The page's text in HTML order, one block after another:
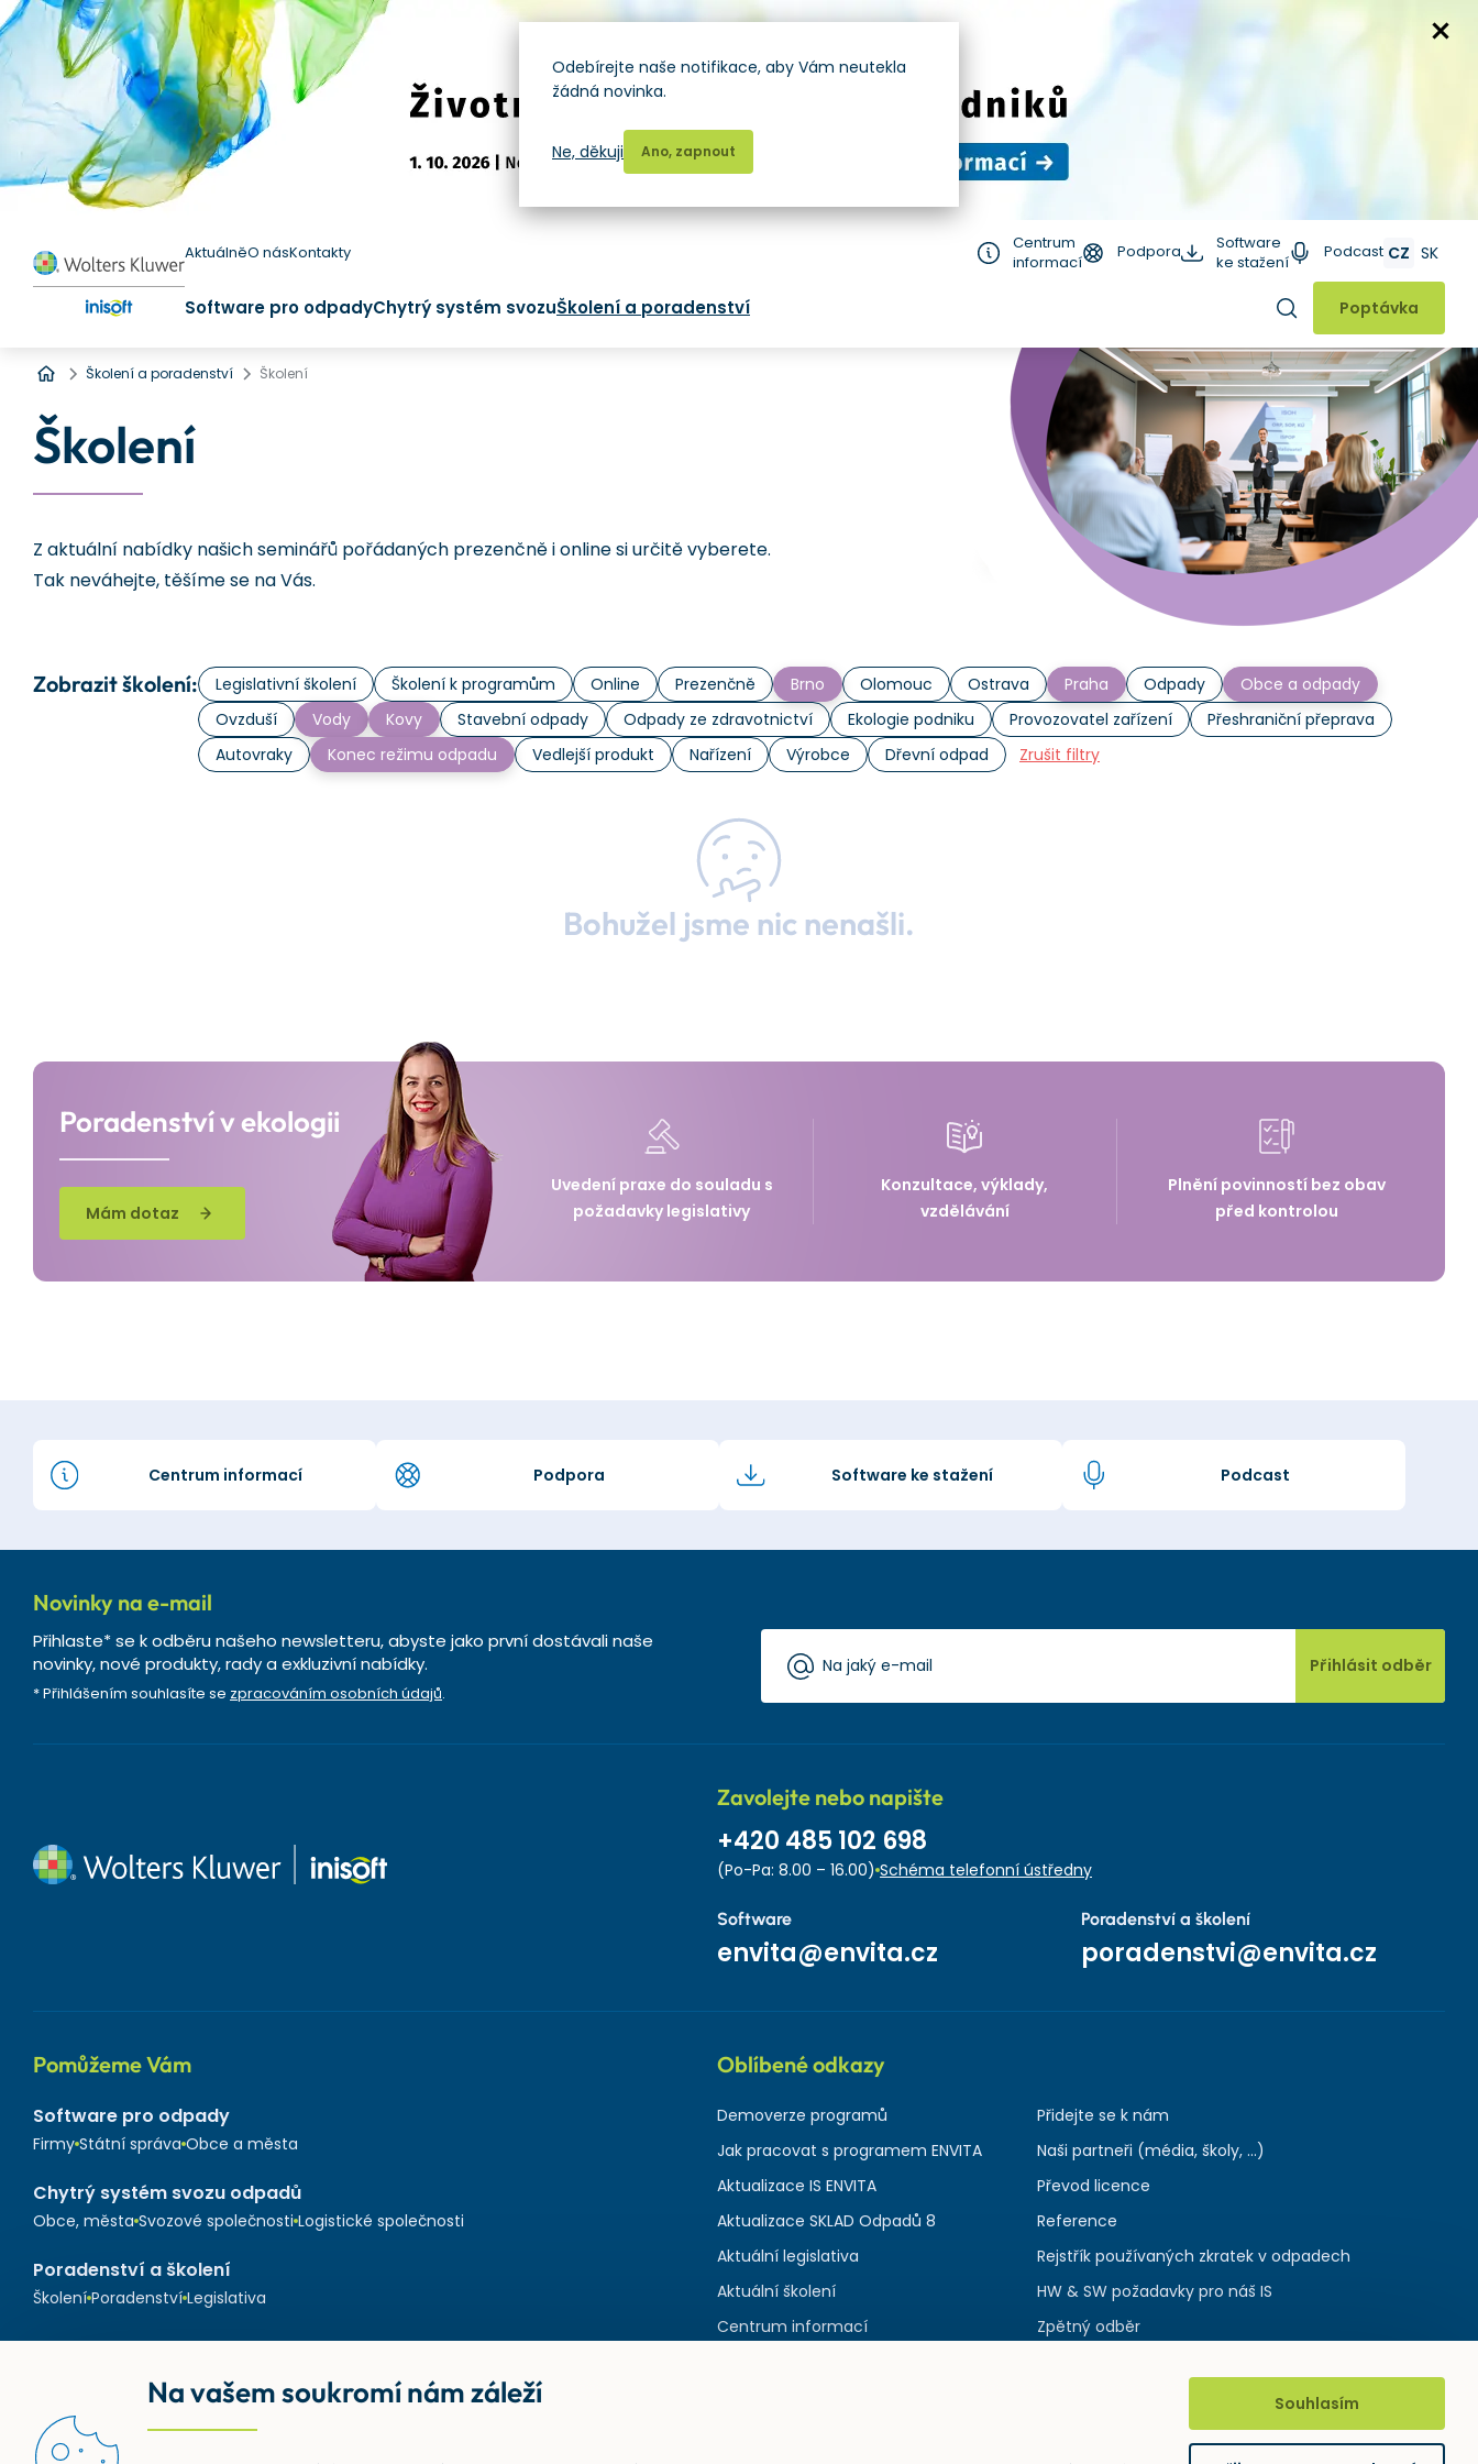
AktuálněO násKontakty
Centrum
informací
Podpora
Software
ke stažení
Podcast CZ SK
Software pro odpadyChytrý systém svozuŠkolení a poradenství Hledat
Poptávka
Úvod
Školení a poradenství Školení
Školení
Z aktuální nabídky našich seminářů pořádaných prezenčně i online si určitě vyberete.
Tak neváhejte, těšíme se na Vás.
Zobrazit školení: Legislativní školení Školení k programům Online Prezenčně Brno Olomouc Ostrava Praha Odpady
Obce a odpady
Ovzduší
Vody Kovy Stavební odpady Odpady ze zdravotnictví Ekologie podniku Provozovatel zařízení
Přeshraniční přeprava
Autovraky
Konec režimu odpadu Vedlejší produkt Nařízení Výrobce Dřevní odpad Zrušit filtry
Bohužel jsme nic nenašli.
Poradenství v ekologii
Mám dotaz
Uvedení praxe do souladu s
požadavky legislativy
Konzultace, výklady,
vzdělávání
Plnění povinností bez obav
před kontrolou
Centrum informací Podpora Software ke stažení Podcast
Novinky na e-mail
Přihlaste* se k odběru našeho newsletteru, abyste jako první dostávali naše
novinky, nové produkty, rady a exkluzivní nabídky.
* Přihlášením souhlasíte se zpracováním osobních údajů.
Přihlásit odběr
Zavolejte nebo napište
+420 485 102 698
(Po-Pa: 8.00 – 16.00) Schéma telefonní ústředny
Software
envita@envita.cz
Poradenství a školení
poradenstvi@envita.cz
Pomůžeme Vám
Software pro odpady
Firmy Státní správa Obce a města
Chytrý systém svozu odpadů
Obce, města Svozové společnosti Logistické společnosti
Poradenství a školení
Školení Poradenství Legislativa
Oblíbené odkazy
Demoverze programů
Jak pracovat s programem ENVITA
Aktualizace IS ENVITA
Aktualizace SKLAD Odpadů 8
Aktuální legislativa
Aktuální školení
Centrum informací
Přidejte se k nám
Naši partneři (média, školy, ...)
Převod licence
Reference
Rejstřík používaných zkratek v odpadech
HW & SW požadavky pro náš IS
Zpětný odběr
Odebírejte naše notifikace, aby Vám neutekla
žádná novinka.
Ano, zapnout
Ne, děkuji
Na vašem soukromí nám záleží Souhlasím